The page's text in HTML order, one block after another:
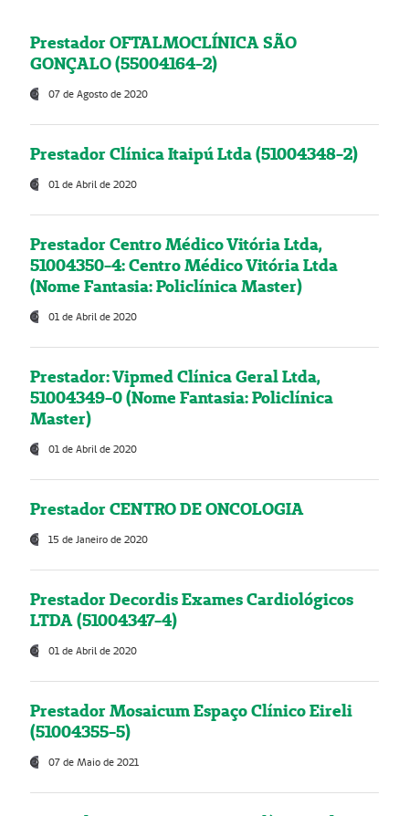
Prestador OFTALMOCLÍNICA SÃO
GONÇALO (55004164-2)
07 de Agosto de 2020
Prestador Clínica Itaipú Ltda (51004348-2)
01 de Abril de 2020
Prestador Centro Médico Vitória Ltda,
51004350-4: Centro Médico Vitória Ltda
(Nome Fantasia: Policlínica Master)
01 de Abril de 2020
Prestador: Vipmed Clínica Geral Ltda,
51004349-0 (Nome Fantasia: Policlínica
Master)
01 de Abril de 2020
Prestador CENTRO DE ONCOLOGIA
15 de Janeiro de 2020
Prestador Decordis Exames Cardiológicos
LTDA (51004347-4)
01 de Abril de 2020
Prestador Mosaicum Espaço Clínico Eireli
(51004355-5)
07 de Maio de 2021